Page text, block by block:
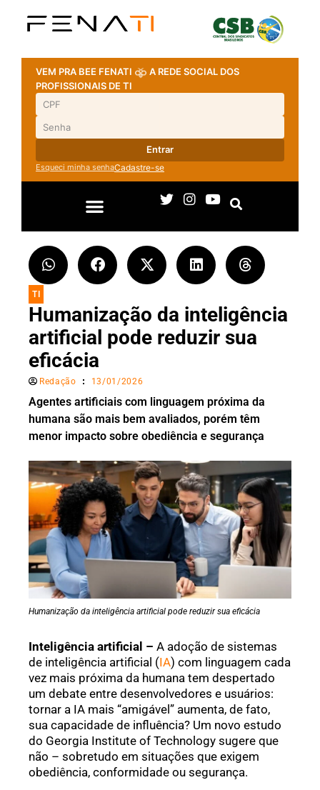
VEM PRA BEE FENATI
A REDE SOCIAL DOS
PROFISSIONAIS DE TI
Entrar
Esqueci minha senhaCadastre-se
TI
Humanização da inteligência
artificial pode reduzir sua
eficácia
Redação 13/01/2026
Agentes artificiais com linguagem próxima da
humana são mais bem avaliados, porém têm
menor impacto sobre obediência e segurança
Humanização da inteligência artificial pode reduzir sua eficácia
Inteligência artificial – A adoção de sistemas
de inteligência artificial (IA) com linguagem cada
vez mais próxima da humana tem despertado
um debate entre desenvolvedores e usuários:
tornar a IA mais “amigável” aumenta, de fato,
sua capacidade de influência? Um novo estudo
do Georgia Institute of Technology sugere que
não – sobretudo em situações que exigem
obediência, conformidade ou segurança.